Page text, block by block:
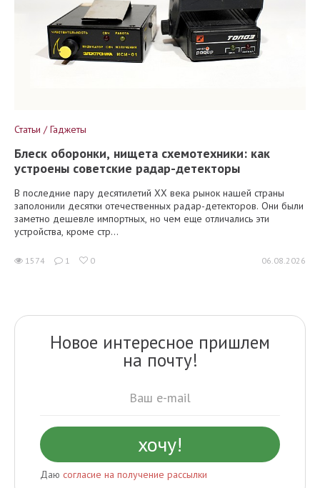
Статьи / Гаджеты
Блеск оборонки, нищета схемотехники: как
устроены советские радар-детекторы
В последние пару десятилетий XX века рынок нашей страны
заполонили десятки отечественных радар-детекторов. Они были
заметно дешевле импортных, но чем еще отличались эти
устройства, кроме стр...
1574 1 0 06.08.2026
Новое интересное пришлем
на почту!
Даю согласие на получение рассылки